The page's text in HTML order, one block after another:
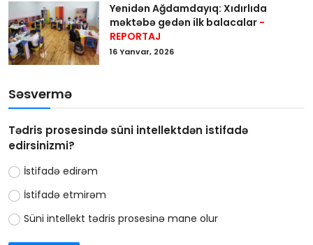
Yenidən Ağdamdayıq: Xıdırlıda
məktəbə gedən ilk balacalar -
REPORTAJ
16 Yanvar, 2026
Səsvermə
Tədris prosesində süni intellektdən istifadə
edirsinizmi?
İstifadə edirəm
İstifadə etmirəm
Süni intellekt tədris prosesinə mane olur